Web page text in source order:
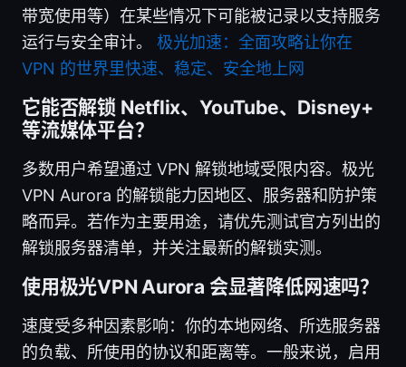
带宽使用等）在某些情况下可能被记录以支持服务
运行与安全审计。 极光加速：全面攻略让你在
VPN 的世界里快速、稳定、安全地上网
它能否解锁 Netflix、YouTube、Disney+
等流媒体平台？
多数用户希望通过 VPN 解锁地域受限内容。极光
VPN Aurora 的解锁能力因地区、服务器和防护策
略而异。若作为主要用途，请优先测试官方列出的
解锁服务器清单，并关注最新的解锁实测。
使用极光VPN Aurora 会显著降低网速吗？
速度受多种因素影响：你的本地网络、所选服务器
的负载、所使用的协议和距离等。一般来说，启用